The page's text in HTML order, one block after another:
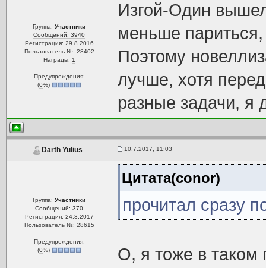
Группа:Участники
Сообщений: 3940
Регистрация: 29.8.2016
Пользователь №: 28402
Награды: 1
Предупреждения:
(0%)
Изгой-Один
меньше
Поэтому
лучше, хотя
разные задачи, я
Darth Yulius 10.7.2017, 11:03
Группа:Участники
Сообщений: 370
Регистрация: 24.3.2017
Пользователь №: 28615
Предупреждения:
(0%)
Цитата(conor)
прочитал сразу
О, я тоже в таком